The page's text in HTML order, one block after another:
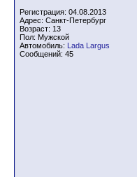
Регистрация: 04.08.2013
Адрес: Санкт-Петербург
Возраст: 13
Пол: Мужской
Автомобиль: Lada Largus
Сообщений: 45